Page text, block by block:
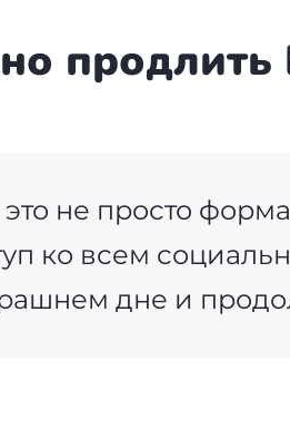
не просто
ко всем
дне и